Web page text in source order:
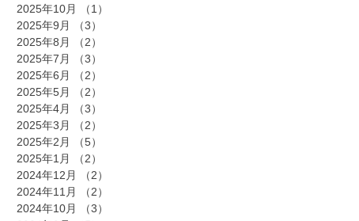
2025年10月
（1）
2025年9月
（3）
2025年8月
（2）
2025年7月
（3）
2025年6月
（2）
2025年5月
（2）
2025年4月
（3）
2025年3月
（2）
2025年2月
（5）
2025年1月
（2）
2024年12月
（2）
2024年11月
（2）
2024年10月
（3）